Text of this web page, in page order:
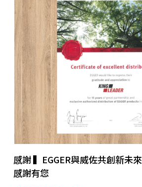
感謝 ▍EGGER與威佐共創新未來 台灣總代理威佐
感謝有您